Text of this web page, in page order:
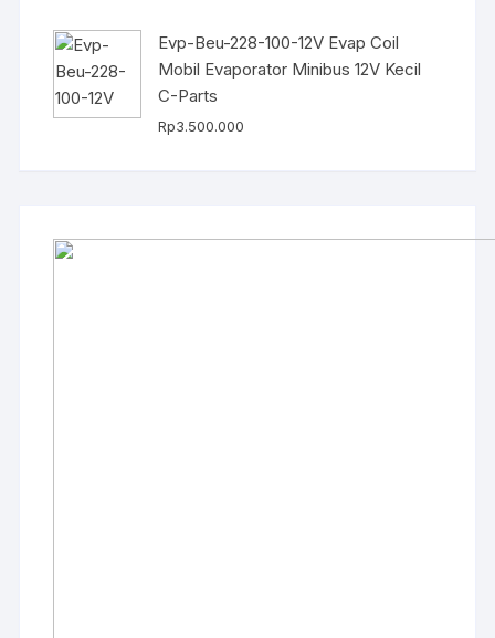
Evp-Beu-228-100-12V Evap Coil
Mobil Evaporator Minibus 12V Kecil
C-Parts
Rp3.500.000